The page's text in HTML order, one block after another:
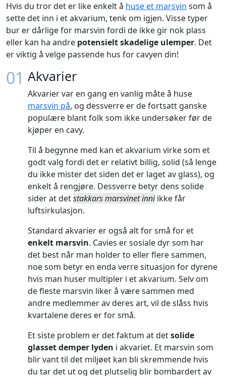
Hvis du tror det er like enkelt å huse et marsvin som å
sette det inn i et akvarium, tenk om igjen. Visse typer
bur er dårlige for marsvin fordi de ikke gir nok plass
eller kan ha andre potensielt skadelige ulemper. Det
er viktig å velge passende hus for cavyen din!
01 Akvarier
Akvarier var en gang en vanlig måte å huse
marsvin på, og dessverre er de fortsatt ganske
populære blant folk som ikke undersøker før de
kjøper en cavy.
Til å begynne med kan et akvarium virke som et
godt valg fordi det er relativt billig, solid (så lenge
du ikke mister det siden det er laget av glass), og
enkelt å rengjøre. Dessverre betyr dens solide
sider at detstakkars marsvinet inniikke får
luftsirkulasjon.
Standard akvarier er også alt for små for et
enkelt marsvin. Cavies er sosiale dyr som har
det best når man holder to eller flere sammen,
noe som betyr en enda verre situasjon for dyrene
hvis man huser multipler i et akvarium. Selv om
de fleste marsvin liker å være sammen med
andre medlemmer av deres art, vil de slåss hvis
kvartalene deres er for små.
Et siste problem er det faktum at detsolide
glasset demper lyden i akvariet. Et marsvin som
blir vant til det miljøet kan bli skremmende hvis
du tar det ut og det plutselig blir bombardert av